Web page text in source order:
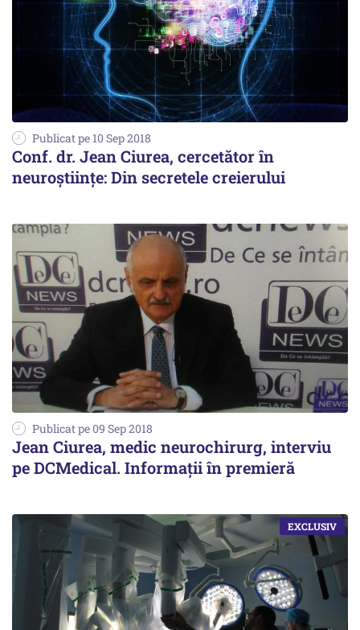
Publicat pe 10 Sep 2018
Conf. dr. Jean Ciurea, cercetător în
neuroștiințe: Din secretele creierului
Publicat pe 09 Sep 2018
Jean Ciurea, medic neurochirurg, interviu
pe DCMedical. Informații în premieră